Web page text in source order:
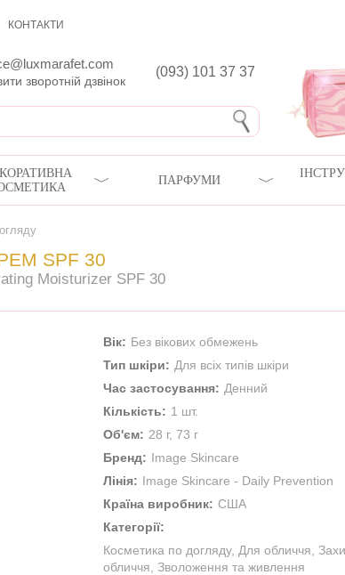
КОНТАКТИ
(093) 101 37 37
зворотній дзвінок
ПАРФУМИ
SPF 30
Moisturizer SPF 30
Вік: Без вікових обмежень
Тип шкіри: Для всіх типів шкіри
Час застосування: Денний
Кількість: 1 шт.
Об'єм: 28 г, 73 г
Бренд: Image Skincare
Лінія: Image Skincare - Daily Prevention
Країна виробник: США
Категорії:
Косметика по догляду, Для обличчя
обличчя
Зволоження та живлення